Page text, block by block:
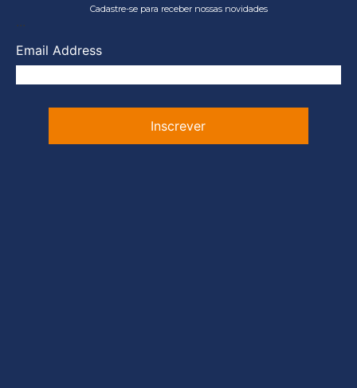
Cadastre-se para receber nossas novidades
...
Email Address